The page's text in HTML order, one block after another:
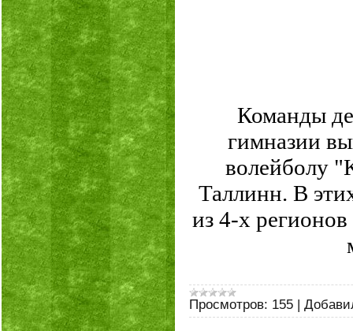
Команды
гимназии
волейболу
Таллинн. В
из 4-х
Просмотров: 155 |